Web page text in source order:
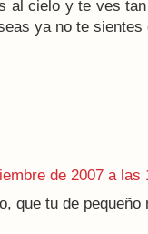
al cielo y te ves
ya no te
de 2007 a las
que tu de